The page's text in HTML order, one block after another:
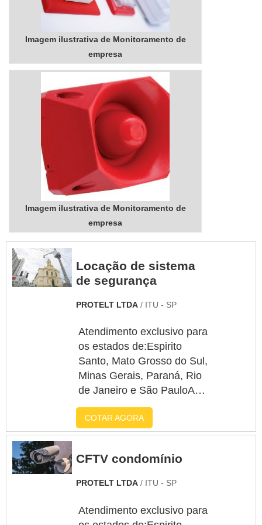
Fire Protec poderá contar
com proteção com
soluções para questões
relativas à segurança
contra i...
Imagem ilustrativa de Monitoramento de
empresa
Imagem ilustrativa de Monitoramento de
empresa
Locação de sistema
de segurança
PROTELT LTDA/ ITU - SP
Atendimento exclusivo para
os estados de:Espirito
Santo, Mato Grosso do Sul,
Minas Gerais, Paraná, Rio
de Janeiro e São PauloA
empresa ou cliente que
deseja encontrar por
locação de sistema de
empresa ideal para seu
negócio solicitando um
maior marketplace B2B da
América Latina e
COTAR AGORA
CFTV condomínio
PROTELT LTDA/ ITU - SP
Atendimento exclusivo para